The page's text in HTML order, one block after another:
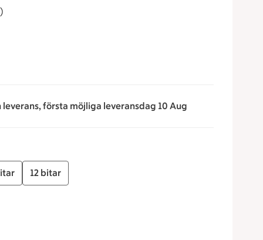
mozzarella, strimlade soltorkade tomater och
första möjliga leveransdag 10 Aug
12 bitar